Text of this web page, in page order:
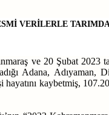
VERİLERLE
ve 20 Şubat 2023
Adana,
kaybetmiş,